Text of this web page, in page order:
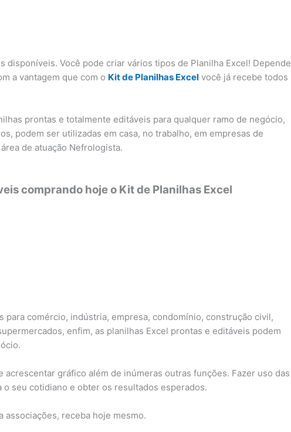
disponíveis. Você pode criar vários tipos de Planilha Excel! Depende
a vantagem que com o Kit de Planilhas Excel você já recebe todos
prontas e totalmente editáveis para qualquer ramo de negócio,
podem ser utilizadas em casa, no trabalho, em empresas de
de atuação Nefrologista.
comprando hoje o Kit de Planilhas Excel
para comércio, indústria, empresa, condomínio, construção civil,
enfim, as planilhas Excel prontas e editáveis podem
acrescentar gráfico além de inúmeras outras funções. Fazer uso das
seu cotidiano e obter os resultados esperados.
associações, receba hoje mesmo.